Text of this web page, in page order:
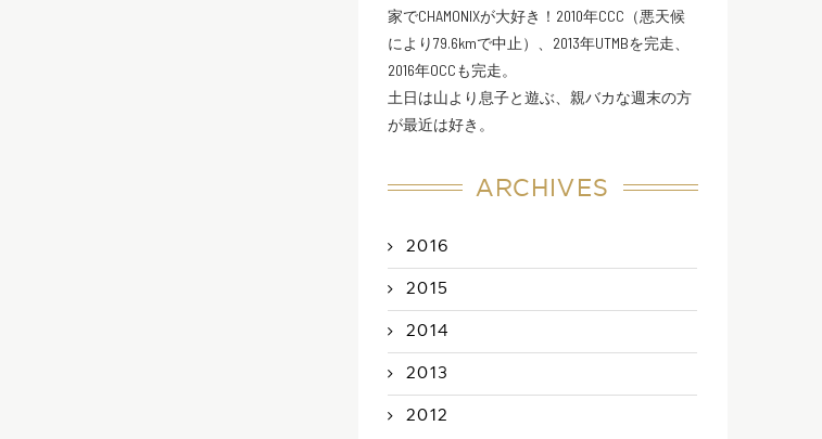
家でCHAMONIXが大好き！2010年CCC（悪天候
により79.6kmで中止）、2013年UTMBを完走、
2016年OCCも完走。
土日は山より息子と遊ぶ、親バカな週末の方
が最近は好き。
ARCHIVES
2016
2015
2014
2013
2012